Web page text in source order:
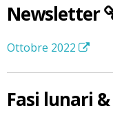
Newsletter
Ottobre 2022
Fasi lunari